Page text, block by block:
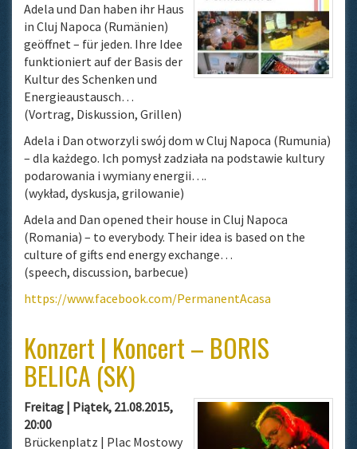
Adela und Dan haben ihr Haus
in Cluj Napoca (Rumänien)
geöffnet – für jeden. Ihre Idee
funktioniert auf der Basis der
Kultur des Schenken und
Energieaustausch…
(Vortrag, Diskussion, Grillen)
Adela i Dan otworzyli swój dom w Cluj Napoca (Rumunia)
– dla każdego. Ich pomysł zadziała na podstawie kultury
podarowania i wymiany energii….
(wykład, dyskusja, grilowanie)
Adela and Dan opened their house in Cluj Napoca
(Romania) – to everybody. Their idea is based on the
culture of gifts end energy exchange…
(speech, discussion, barbecue)
https://www.facebook.com/PermanentAcasa
Konzert | Koncert – BORIS
BELICA (SK)
Freitag | Piątek, 21.08.2015,
20:00
Brückenplatz | Plac Mostowy